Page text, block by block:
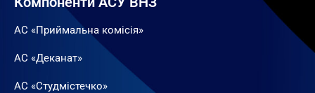
АС «Приймальна комісія»
АС «Деканат»
АС «Студмістечко»